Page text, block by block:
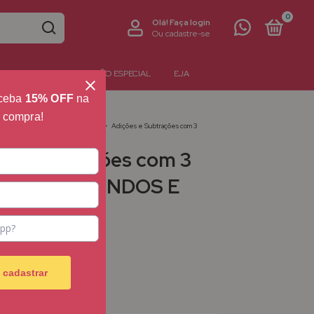
Olá!Faça login
Ou cadastre-se
0
EDUCAÇÃO ESPECIAL EJA
Segundo Ano > Adições e Subtrações com 3
e Subtrações com 3
- SEGUNDOS E
ANOS
juros
15% OFF na
cadastrar